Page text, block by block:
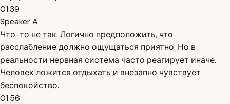
01:39
Speaker A
Что-то не так. Логично предположить, что
расслабление должно ощущаться приятно. Но в
реальности нервная система часто реагирует иначе.
Человек ложится отдыхать и внезапно чувствует
беспокойство.
01:56